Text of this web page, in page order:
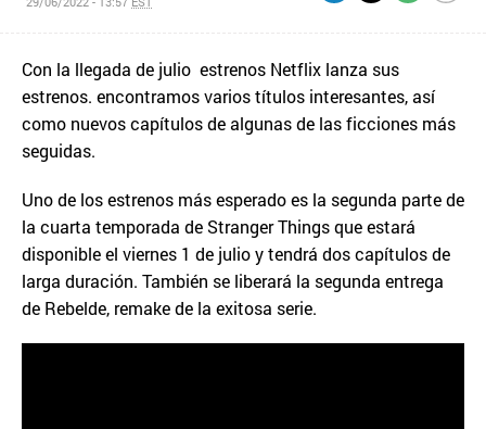
Con la llegada de julio estrenos Netflix lanza sus
estrenos. encontramos varios títulos interesantes, así
como nuevos capítulos de algunas de las ficciones más
seguidas.
Uno de los estrenos más esperado es la segunda parte de
la cuarta temporada de Stranger Things que estará
disponible el viernes 1 de julio y tendrá dos capítulos de
larga duración. También se liberará la segunda entrega
de Rebelde, remake de la exitosa serie.